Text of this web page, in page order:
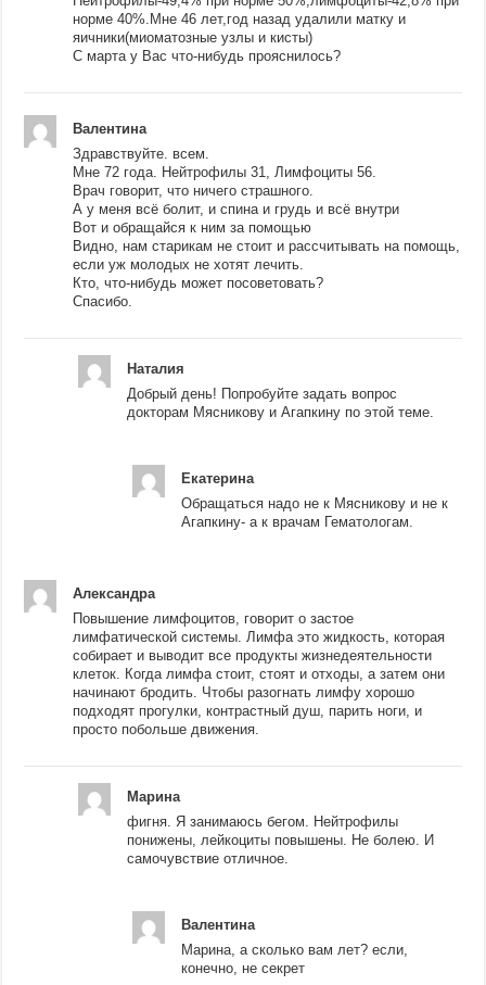
норме 40%.Мне 46 лет,год назад удалили матку и
яичники(миоматозные узлы и кисты)
С марта у Вас что-нибудь прояснилось?
Валентина
Здравствуйте. всем.
Мне 72 года. Нейтрофилы 31, Лимфоциты 56.
Врач говорит, что ничего страшного.
А у меня всё болит, и спина и грудь и всё внутри
Вот и обращайся к ним за помощью
Видно, нам старикам не стоит и рассчитывать на помощь,
если уж молодых не хотят лечить.
Кто, что-нибудь может посоветовать?
Спасибо.
Наталия
Добрый день! Попробуйте задать вопрос
докторам Мясникову и Агапкину по этой теме.
Екатерина
Обращаться надо не к Мясникову и не к
Агапкину- а к врачам Гематологам.
Александра
Повышение лимфоцитов, говорит о застое
лимфатической системы. Лимфа это жидкость, которая
собирает и выводит все продукты жизнедеятельности
клеток. Когда лимфа стоит, стоят и отходы, а затем они
начинают бродить. Чтобы разогнать лимфу хорошо
подходят прогулки, контрастный душ, парить ноги, и
просто побольше движения.
Марина
фигня. Я занимаюсь бегом. Нейтрофилы
понижены, лейкоциты повышены. Не болею. И
самочувствие отличное.
Валентина
Марина, а сколько вам лет? если,
конечно, не секрет